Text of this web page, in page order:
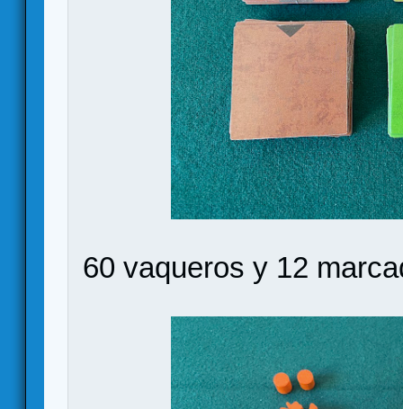
60 vaqueros y 12